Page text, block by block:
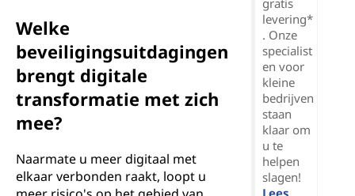
Welke
beveiligingsuitdagingen
brengt digitale
transformatie met zich
mee?
Naarmate u meer digitaal met
elkaar verbonden raakt, loopt u
levering*
. Onze
specialist
en voor
kleine
bedrijven
staan
klaar om
u te
helpen
slagen!
Lees